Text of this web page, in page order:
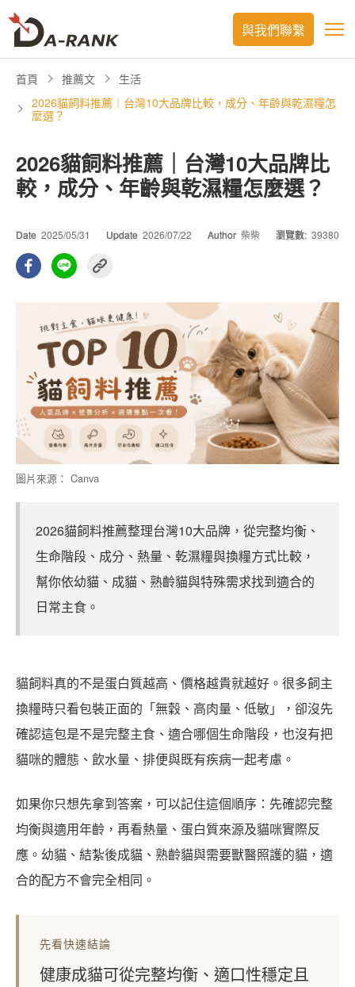
與我們聯繫
首頁 推薦文
生活
2026貓飼料推薦｜台灣10大品牌比較，成分、年齡與乾濕糧怎
麼選？
2026貓飼料推薦｜台灣10大品牌比
較，成分、年齡與乾濕糧怎麼選？
Date 2025/05/31 Update 2026/07/22 Author 柴柴 瀏覽數: 39380
圖片來源： Canva
2026貓飼料推薦整理台灣10大品牌，從完整均衡、
生命階段、成分、熱量、乾濕糧與換糧方式比較，
幫你依幼貓、成貓、熟齡貓與特殊需求找到適合的
日常主食。
貓飼料真的不是蛋白質越高、價格越貴就越好。很多飼主
換糧時只看包裝正面的「無穀、高肉量、低敏」，卻沒先
確認這包是不是完整主食、適合哪個生命階段，也沒有把
貓咪的體態、飲水量、排便與既有疾病一起考慮。
如果你只想先拿到答案，可以記住這個順序：先確認完整
均衡與適用年齡，再看熱量、蛋白質來源及貓咪實際反
應。幼貓、結紮後成貓、熟齡貓與需要獸醫照護的貓，適
合的配方不會完全相同。
先看快速結論
健康成貓可從完整均衡、適口性穩定且